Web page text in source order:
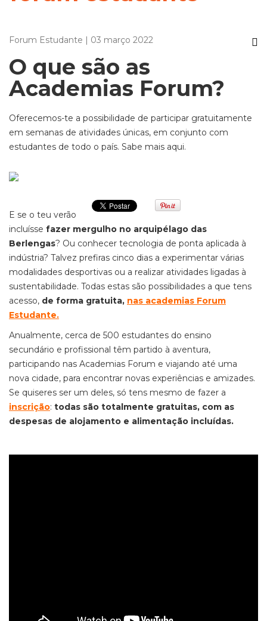
Forum Estudante | 03 março 2022
O que são as
Academias Forum?
Oferecemos-te a possibilidade de participar gratuitamente
em semanas de atividades únicas, em conjunto com
estudantes de todo o país. Sabe mais aqui.
E se o teu verão
incluísse fazer mergulho no arquipélago das
Berlengas? Ou conhecer tecnologia de ponta aplicada à
indústria? Talvez prefiras cinco dias a experimentar várias
modalidades desportivas ou a realizar atividades ligadas à
sustentabilidade. Todas estas são possibilidades a que tens
acesso, de forma gratuita, nas academias Forum
Estudante.
Anualmente, cerca de 500 estudantes do ensino
secundário e profissional têm partido à aventura,
participando nas Academias Forum e viajando até uma
nova cidade, para encontrar novas experiências e amizades.
Se quiseres ser um deles, só tens mesmo de fazer a
inscrição: todas são totalmente gratuitas, com as
despesas de alojamento e alimentação incluídas.